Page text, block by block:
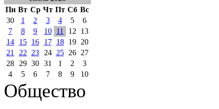
Пн Вт Ср Чт Пт Сб Вс
30
1 2 3 4 5
6
7
8 9 10 11 12
13
14
15 16 17 18 19
20
21
22 23 24 25 26
27
28
29 30 31 1 2
3
4
5 6 7 8 9 10
Общество